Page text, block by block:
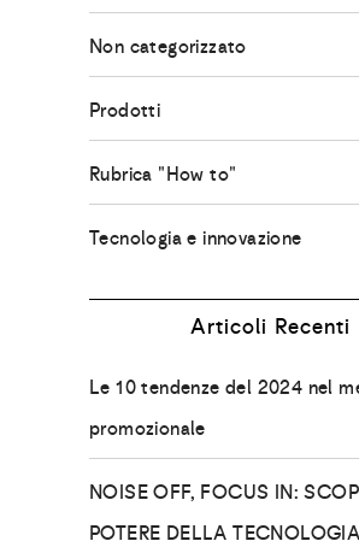
Non categorizzato
Prodotti
Rubrica "How to"
Tecnologia e innovazione
Articoli Recenti
Le 10 tendenze del 2024 nel
promozionale
NOISE OFF, FOCUS IN:
POTERE DELLA